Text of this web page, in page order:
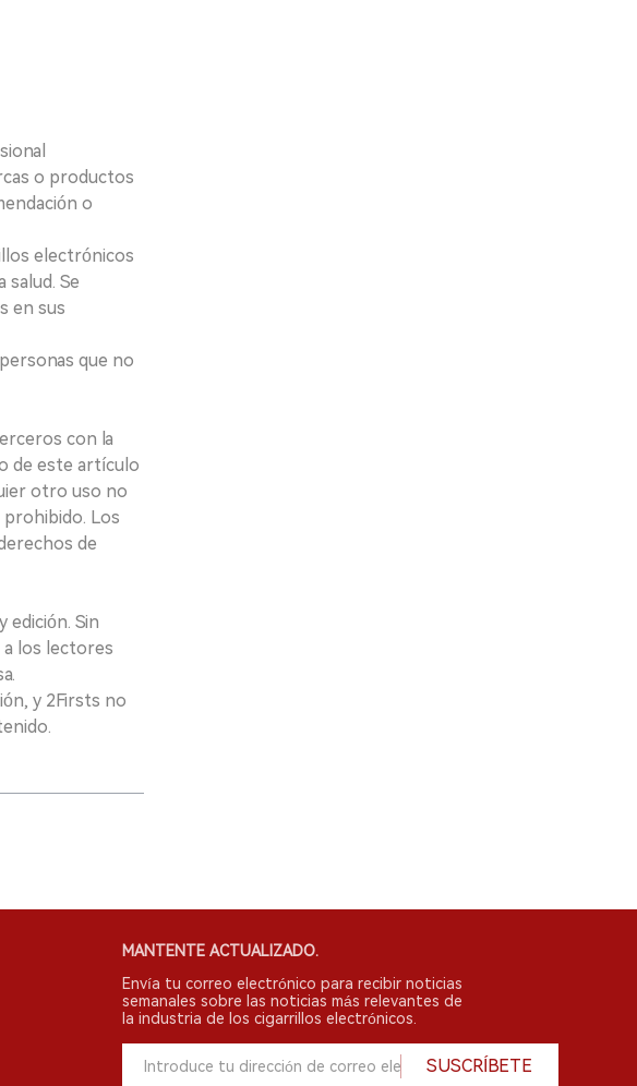
o productos
o
electrónicos
Se
en sus
que no
con la
de este artículo
otro uso no
Los
de
edición. Sin
a los lectores
y 2Firsts no
MANTENTE ACTUALIZADO.
Envía tu correo electrónico para recibir noticias
semanales sobre las noticias más relevantes de
la industria de los cigarrillos electrónicos.
SUSCRÍBETE